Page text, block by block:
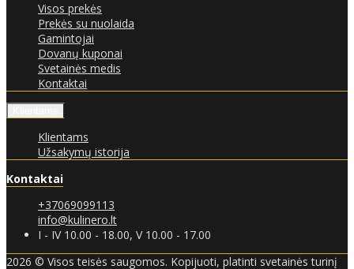
Visos prekės
Prekės su nuolaida
Gamintojai
Dovanų kuponai
Svetainės medis
Kontaktai
Klientams
Užsakymų istorija
Kontaktai
+37069099113
info@kulinero.lt
I - IV 10.00 - 18.00, V 10.00 - 17.00
2026 © Visos teisės saugomos. Kopijuoti, platinti svetainės turinį